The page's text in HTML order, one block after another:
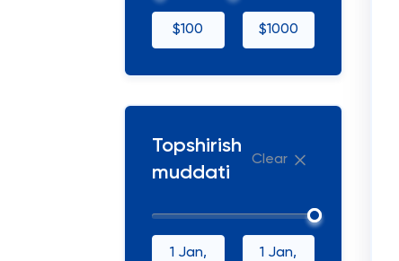
$100 $1000
Topshirish
muddati
Clear
1 Jan,
1 Jan,